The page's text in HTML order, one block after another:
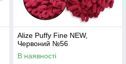
Alize Puffy Fine NEW,
Червоний №56
В наявності